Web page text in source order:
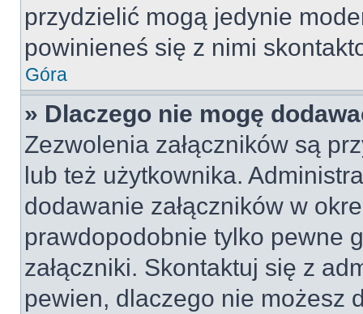
przydzielić mogą jedynie
powinieneś się z nimi
Góra
» Dlaczego nie mogę
Zezwolenia załączników są
lub też użytkownika.
dodawanie załączników w
prawdopodobnie tylko pewne
załączniki. Skontaktuj się z
pewien, dlaczego nie możesz